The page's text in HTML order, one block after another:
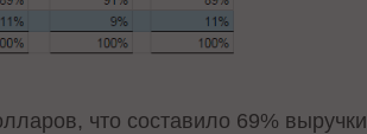
что составило 69% выручки